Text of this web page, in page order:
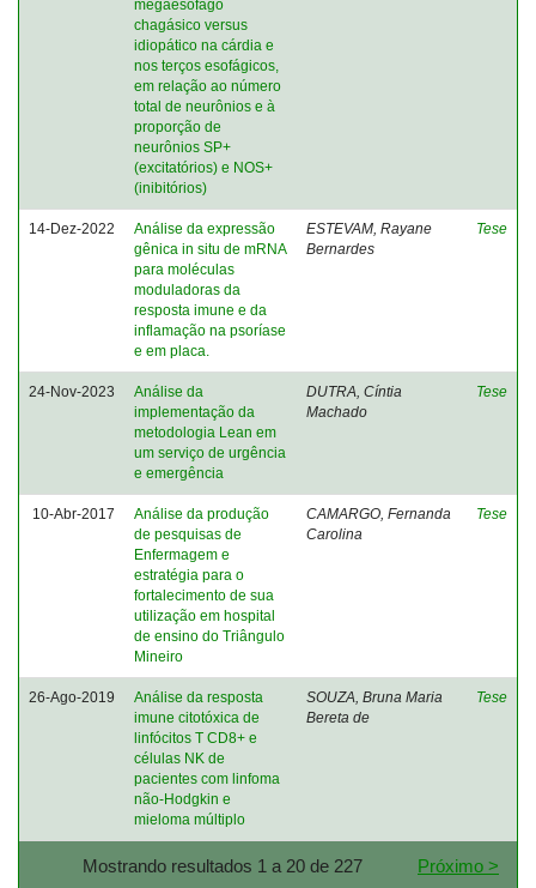
megaesôfago
chagásico versus
idiopático na cárdia e
nos terços esofágicos,
em relação ao número
total de neurônios e à
proporção de
neurônios SP+
(excitatórios) e NOS+
(inibitórios)
14-Dez-2022
Análise da expressão
gênica in situ de mRNA
para moléculas
moduladoras da
resposta imune e da
inflamação na psoríase
e em placa.
ESTEVAM, Rayane
Bernardes
Tese
24-Nov-2023
Análise da
implementação da
metodologia Lean em
um serviço de urgência
e emergência
DUTRA, Cíntia
Machado
Tese
10-Abr-2017
Análise da produção
de pesquisas de
Enfermagem e
estratégia para o
fortalecimento de sua
utilização em hospital
de ensino do Triângulo
Mineiro
CAMARGO, Fernanda
Carolina
Tese
26-Ago-2019
Análise da resposta
imune citotóxica de
linfócitos T CD8+ e
células NK de
pacientes com linfoma
não-Hodgkin e
mieloma múltiplo
SOUZA, Bruna Maria
Bereta de
Tese
Mostrando resultados 1 a 20 de 227 Próximo >